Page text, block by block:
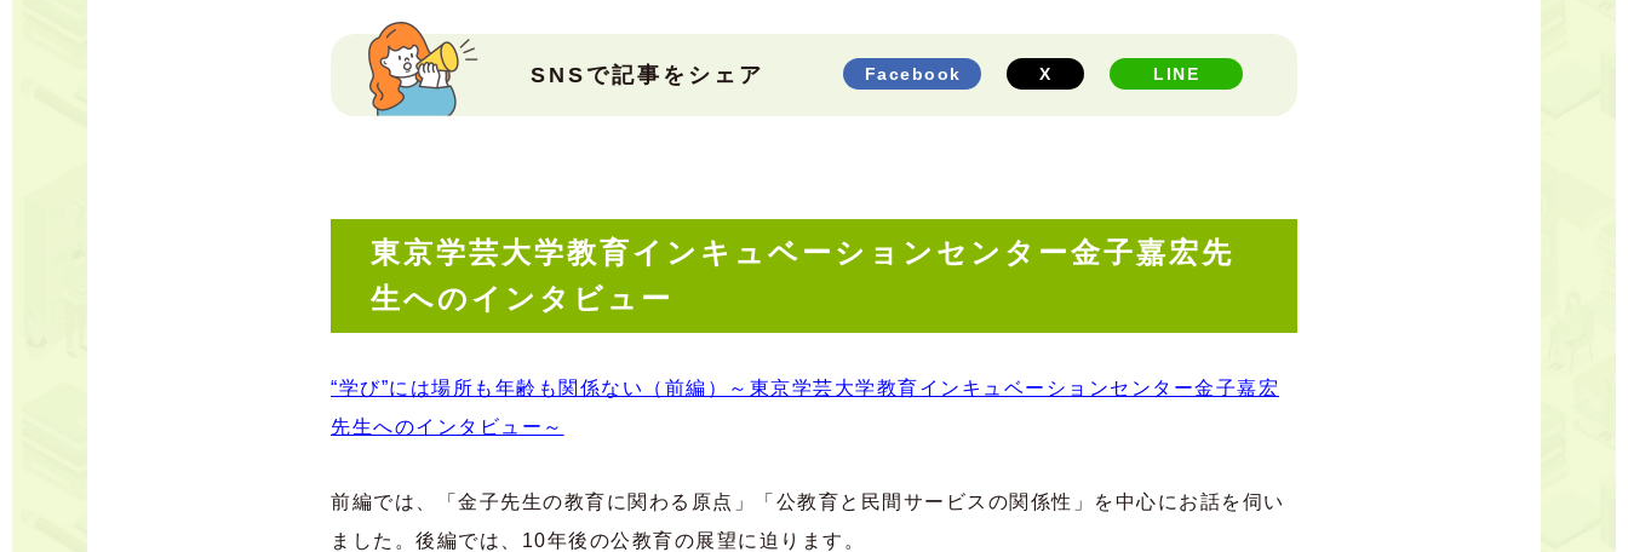
SNSで記事をシェア Facebook X LINE
東京学芸大学教育インキュベーションセンター金子嘉宏先
生へのインタビュー
“学び”には場所も年齢も関係ない（前編）～東京学芸大学教育インキュベーションセンター金子嘉宏
先生へのインタビュー～
前編では、「金子先生の教育に関わる原点」「公教育と民間サービスの関係性」を中心にお話を伺い
ました。後編では、10年後の公教育の展望に迫ります。